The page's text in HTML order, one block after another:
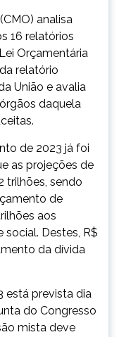
analisa
16 relatórios
Orçamentária
relatório
União e avalia
daquela
de 2023 já foi
as projeções de
trilhões, sendo
de
aos
Destes, R$
da dívida
está prevista dia
do Congresso
mista deve